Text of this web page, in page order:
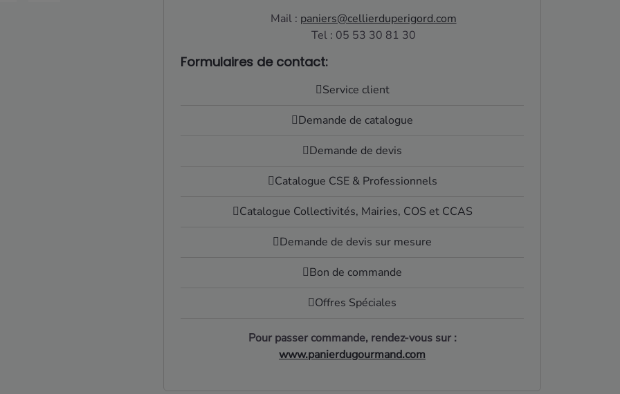
Mail : paniers@cellierduperigord.com
Tel : 05 53 30 81 30
Formulaires de contact:
Service client
Demande de catalogue
Demande de devis
Catalogue CSE & Professionnels
Catalogue Collectivités, Mairies, COS et CCAS
Demande de devis sur mesure
Bon de commande
Offres Spéciales
Pour passer commande, rendez-vous sur :
www.panierdugourmand.com